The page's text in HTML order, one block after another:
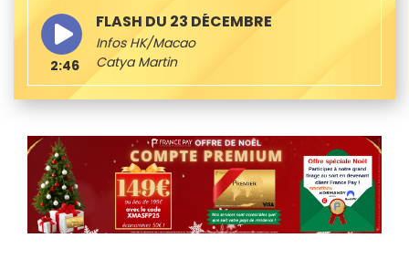
FLASH DU 23 DÉCEMBRE
Infos HK/Macao
Catya Martin
2:46